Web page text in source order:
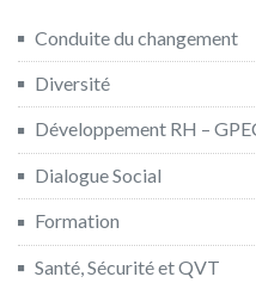
Conduite du changement
Diversité
Développement RH –
Dialogue Social
Formation
Santé, Sécurité et QVT